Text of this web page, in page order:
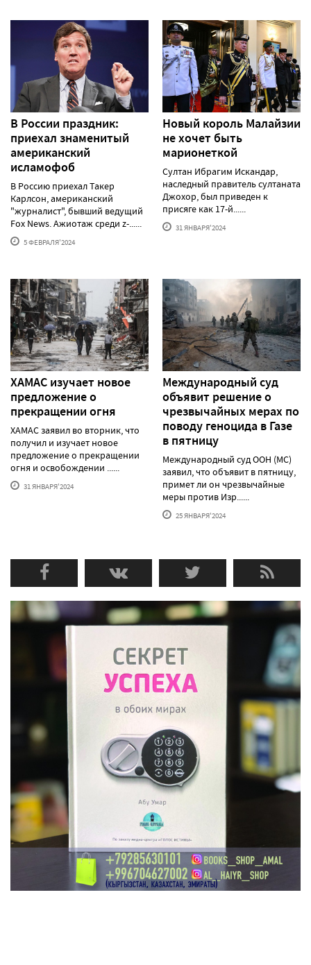
В России праздник:
приехал знаменитый
американский
исламофоб
В Россию приехал Такер
Карлсон, американский
"журналист", бывший ведущий
Fox News. Ажиотаж среди z-......
5 ФЕВРАЛЯ'2024
Новый король Малайзии
не хочет быть
марионеткой
Султан Ибрагим Искандар,
наследный правитель султаната
Джохор, был приведен к
присяге как 17-й......
31 ЯНВАРЯ'2024
ХАМАС изучает новое
предложение о
прекращении огня
ХАМАС заявил во вторник, что
получил и изучает новое
предложение о прекращении
огня и освобождении ......
31 ЯНВАРЯ'2024
Международный суд
объявит решение о
чрезвычайных мерах по
поводу геноцида в Газе
в пятницу
Международный суд ООН (МС)
заявил, что объявит в пятницу,
примет ли он чрезвычайные
меры против Изр......
25 ЯНВАРЯ'2024